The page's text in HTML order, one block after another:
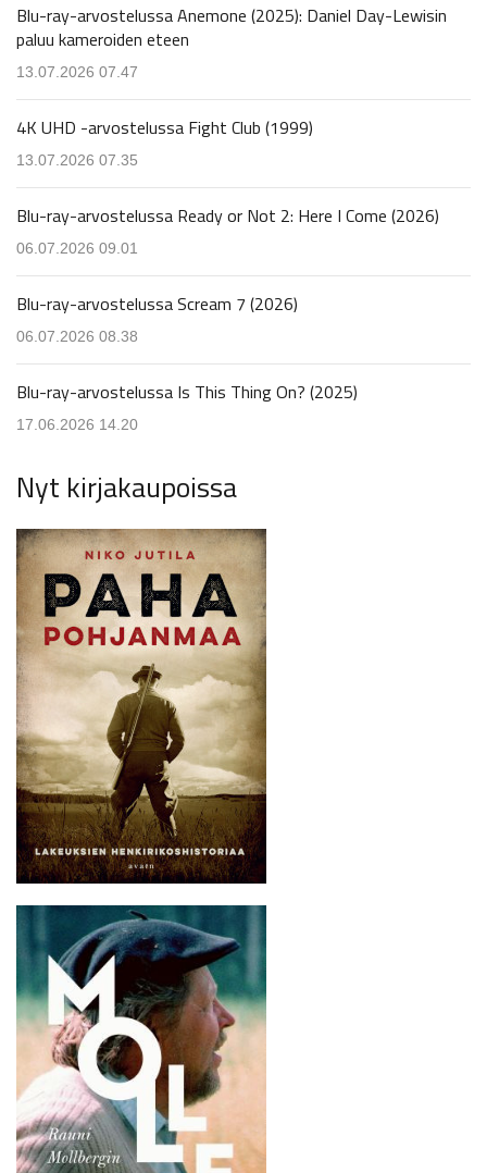
Blu-ray-arvostelussa Anemone (2025): Daniel Day-Lewisin
paluu kameroiden eteen
13.07.2026 07.47
4K UHD -arvostelussa Fight Club (1999)
13.07.2026 07.35
Blu-ray-arvostelussa Ready or Not 2: Here I Come (2026)
06.07.2026 09.01
Blu-ray-arvostelussa Scream 7 (2026)
06.07.2026 08.38
Blu-ray-arvostelussa Is This Thing On? (2025)
17.06.2026 14.20
Nyt kirjakaupoissa